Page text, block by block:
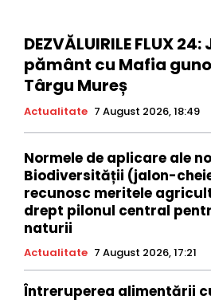
DEZVĂLUIRILE FLUX
pământ cu Mafia
Târgu Mureș
Actualitate 7 August 2026, 18:49
Normele de aplicare ale
Biodiversității (jalon-cheie
recunosc meritele
drept pilonul central
naturii
Actualitate 7 August 2026, 17:21
Întreruperea alimentării